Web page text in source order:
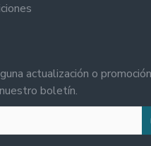
actualización o promoción
boletín.